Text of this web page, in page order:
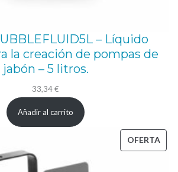
– Líquido
la creación de pompas de
jabón – 5 litros.
33,34€
Añadir al carrito
OFERTA